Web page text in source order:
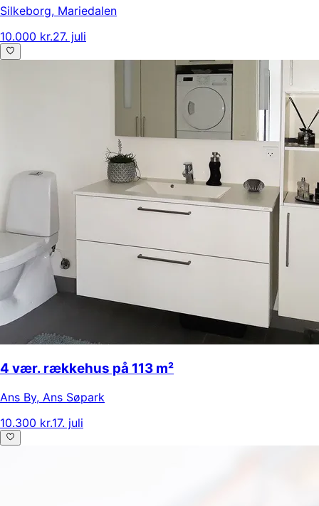
Silkeborg, Mariedalen
10.000 kr.27. juli
4 vær. rækkehus på 113 m²
Ans By, Ans Søpark
10.300 kr.17. juli